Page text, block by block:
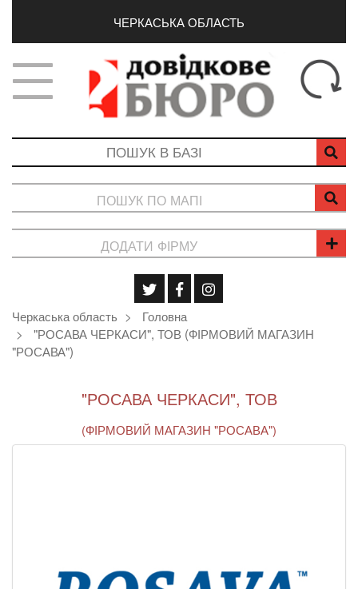
ЧЕРКАСЬКА ОБЛАСТЬ
ПОШУК ПО МАПІ
ДОДАТИ ФІРМУ
Черкаська область
Головна
"РОСАВА ЧЕРКАСИ", ТОВ (ФІРМОВИЙ МАГАЗИН
"РОСАВА")
"РОСАВА ЧЕРКАСИ", ТОВ
(ФІРМОВИЙ МАГАЗИН "РОСАВА")